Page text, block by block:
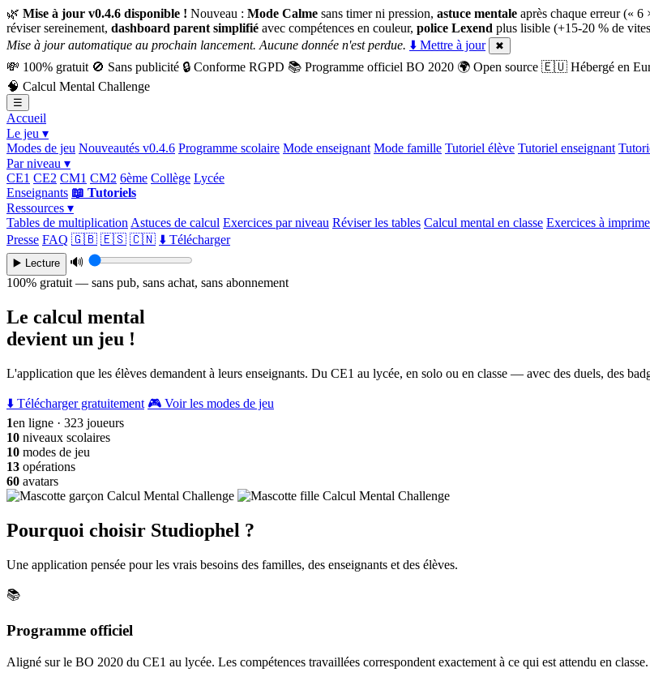
🌿 Mise à jour v0.4.6 disponible ! Nouveau : Mode Calme sans timer ni pression, astuce mentale après chaque erreur («
réviser sereinement, dashboard parent simplifié avec compétences en couleur, police Lexend plus lisible (+15-20 % de
Mise à jour automatique au prochain lancement. Aucune donnée n'est perdue. ⬇️ Mettre à jour ✖
💸 100% gratuit 🚫 Sans publicité 🔒 Conforme RGPD 📚 Programme officiel BO 2020 🌍 Open source 🇪🇺 Hébergé en
🧠 Calcul Mental Challenge
☰
Accueil
Le jeu ▾
Modes de jeu Nouveautés v0.4.6 Programme scolaire Mode enseignant Mode famille Tutoriel élève Tutoriel enseignant
Par niveau ▾
CE1 CE2 CM1 CM2 6ème Collège Lycée
Enseignants 📖 Tutoriels
Ressources ▾
Tables de multiplication Astuces de calcul Exercices par niveau Réviser les tables Calcul mental en classe Exercices à
Presse FAQ 🇬🇧 🇪🇸 🇨🇳 ⬇️ Télécharger
▶️ Lecture
🔊
100% gratuit — sans pub, sans achat, sans abonnement
Le calcul mental
devient un jeu !
L'application que les élèves demandent à leurs enseignants. Du CE1 au lycée, en solo ou en classe — avec des duels, des
⬇️ Télécharger gratuitement 🎮 Voir les modes de jeu
1en ligne · 323 joueurs
10 niveaux scolaires
10 modes de jeu
13 opérations
60 avatars
Pourquoi choisir Studiophel ?
Une application pensée pour les vrais besoins des familles, des enseignants et des élèves.
📚
Programme officiel
Aligné sur le BO 2020 du CE1 au lycée. Les compétences travaillées correspondent exactement à ce qui est attendu en classe.